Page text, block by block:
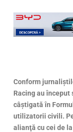
Conform
Racing au
câştigată în
utilizatorii civili.
alianţă cu cei de